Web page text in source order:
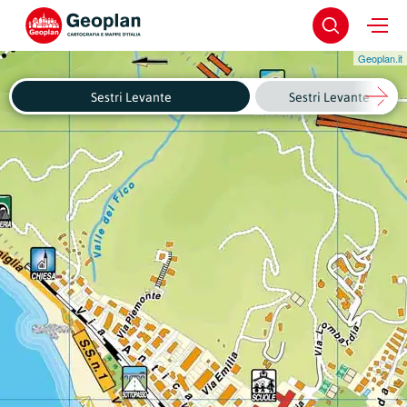
Geoplan.it
Sestri Levante Sestri Levante -